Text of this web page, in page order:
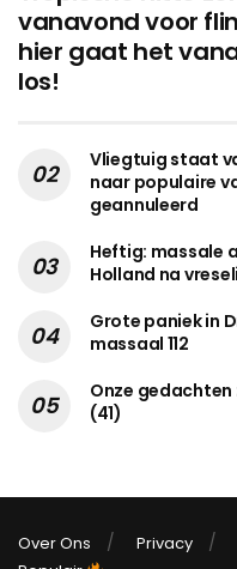
vanavond voor
hier gaat het
los!
Vliegtuig staat
naar populaire
geannuleerd
Heftig: massale
Holland na
Grote paniek in
massaal 112
Onze
(41)
Over Ons Privacy